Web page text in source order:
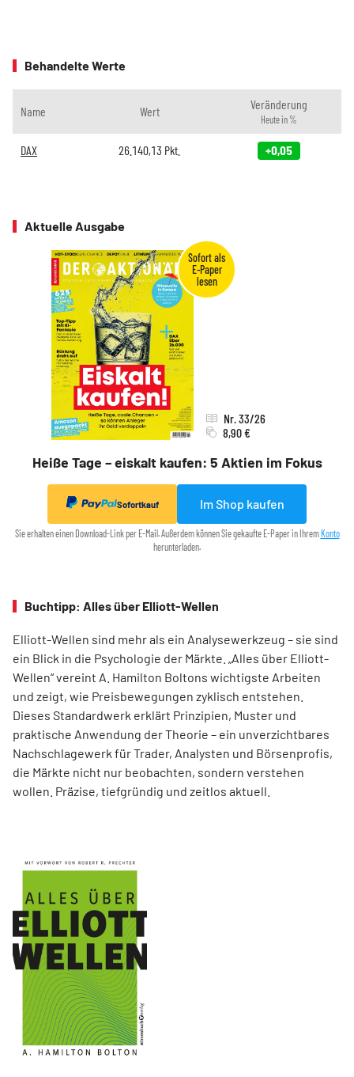
Behandelte Werte
Name Wert Veränderung
Heute in %
DAX 26.140,13 Pkt. +0,05
Aktuelle Ausgabe
Heiße Tage – eiskalt kaufen: 5 Aktien im Fokus
Nr. 33/26
8,90 €
Sofortkauf Im Shop kaufen
Sie erhalten einen Download-Link per E-Mail. Außerdem können Sie gekaufte E-Paper in Ihrem Konto
herunterladen.
Buchtipp: Alles über Elliott-Wellen
Elliott-Wellen sind mehr als ein Analysewerkzeug – sie sind
ein Blick in die Psychologie der Märkte. „Alles über Elliott-
Wellen“ vereint A. Hamilton Boltons wichtigste Arbeiten
und zeigt, wie Preisbewegungen zyklisch entstehen.
Dieses Standardwerk erklärt Prinzipien, Muster und
praktische Anwendung der Theorie – ein unverzichtbares
Nachschlagewerk für Trader, Analysten und Börsenprofis,
die Märkte nicht nur beobachten, sondern verstehen
wollen. Präzise, tiefgründig und zeitlos aktuell.